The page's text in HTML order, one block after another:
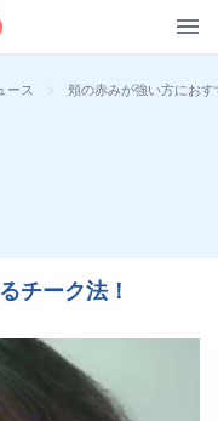
ース > 頬の赤みが強い方にお
チーク法！